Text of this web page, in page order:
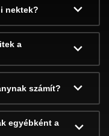
nektek?
a
számít?
egyébként a